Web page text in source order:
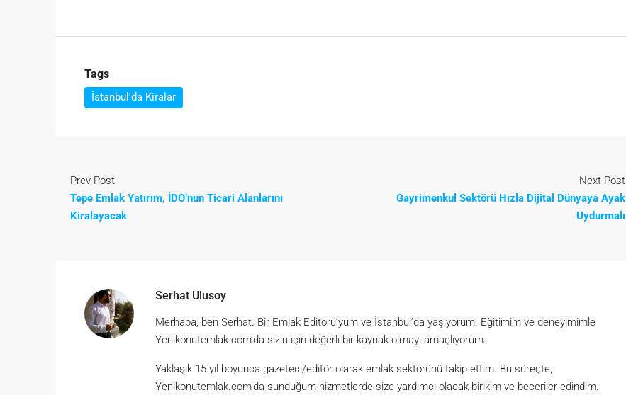
Tags
İstanbul'da Kiralar
Prev Post
Tepe Emlak Yatırım, İDO’nun Ticari Alanlarını
Kiralayacak
Next Post
Gayrimenkul Sektörü Hızla Dijital Dünyaya Ayak
Uydurmalı
Serhat Ulusoy
Merhaba, ben Serhat. Bir Emlak Editörü’yüm ve İstanbul’da yaşıyorum. Eğitimim ve deneyimimle
Yenikonutemlak.com’da sizin için değerli bir kaynak olmayı amaçlıyorum.
Yaklaşık 15 yıl boyunca gazeteci/editör olarak emlak sektörünü takip ettim. Bu süreçte,
Yenikonutemlak.com’da sunduğum hizmetlerde size yardımcı olacak birikim ve beceriler edindim.